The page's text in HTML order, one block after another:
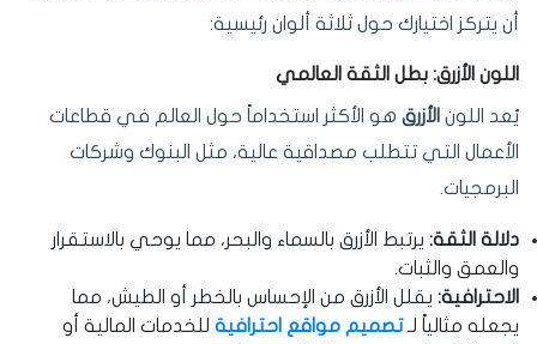
أن يتركز اختيارك حول ثلاثة ألوان رئيسية:
اللون الأزرق: بطل الثقة العالمي
يُعد اللون الأزرق هو الأكثر استخداماً حول العالم في قطاعات
الأعمال التي تتطلب مصداقية عالية، مثل البنوك وشركات
البرمجيات.
دلالة الثقة: يرتبط الأزرق بالسماء والبحر، مما يوحي بالاستقرار
والعمق والثبات.
الاحترافية: يقلل الأزرق من الإحساس بالخطر أو الطيش، مما
يجعله مثالياً لـتصميم مواقع احترافية للخدمات المالية أو